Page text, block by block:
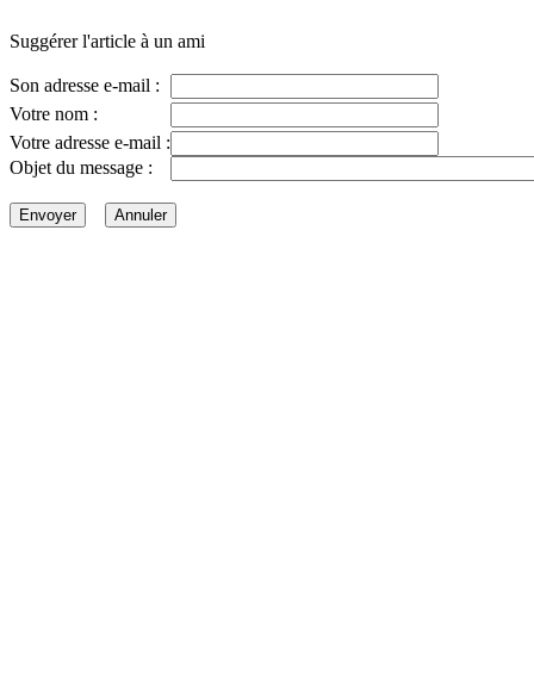
Suggérer l'article à un ami
Son adresse e-mail :
Votre nom :
Votre adresse e-mail :
Objet du message :